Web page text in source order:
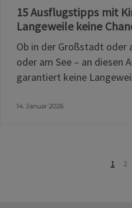
15 Ausflugstipps mit
Langeweile keine
Ob in der Großstadt oder
oder am See – an diesen
garantiert keine
14. Januar 2026
1 2